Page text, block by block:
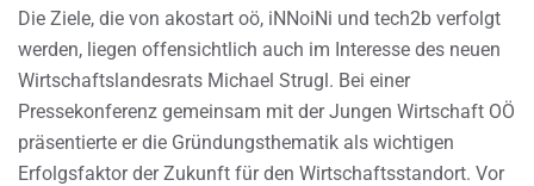
Die Ziele, die von akostart oö, iNNoiNi und tech2b verfolgt
werden, liegen offensichtlich auch im Interesse des neuen
Wirtschaftslandesrats Michael Strugl. Bei einer
Pressekonferenz gemeinsam mit der Jungen Wirtschaft OÖ
präsentierte er die Gründungsthematik als wichtigen
Erfolgsfaktor der Zukunft für den Wirtschaftsstandort. Vor